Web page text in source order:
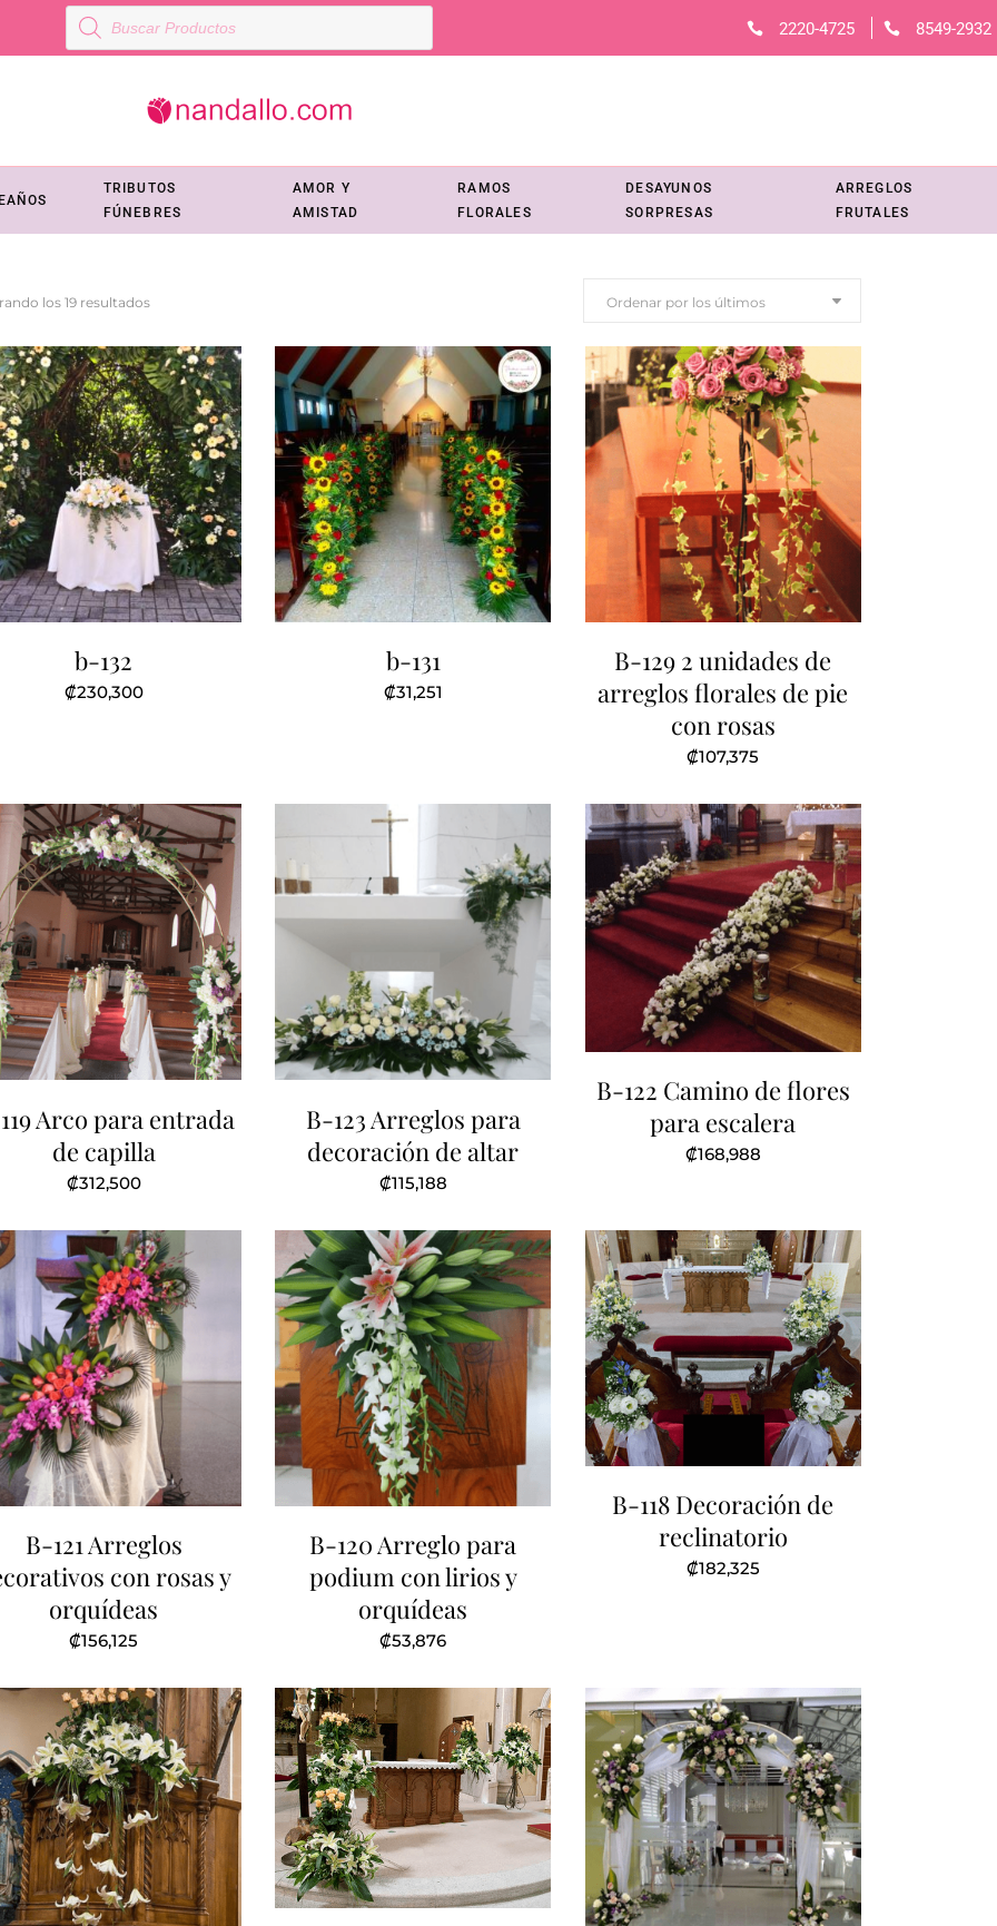
Búsqueda
productos
2220-4725 8549-2932
TRIBUTOS
FÚNEBRES
AMOR Y
AMISTAD
RAMOS
FLORALES
DESAYUNOS
SORPRESAS
ARREGLOS
FRUTALES
los 19 resultadosOrdenado
por
los
últimos
Ordenar por los últimos
b-132
₡230,300
b-131
₡31,251
B-129 2 unidades de
arreglos florales de pie
con rosas
₡107,375
Arco para entrada
de capilla
₡312,500
B-123 Arreglos para
decoración de altar
₡115,188
B-122 Camino de flores
para escalera
₡168,988
B-121 Arreglos
con rosas y
orquídeas
₡156,125
B-120 Arreglo para
podium con lirios y
orquídeas
₡53,876
B-118 Decoración de
reclinatorio
₡182,325